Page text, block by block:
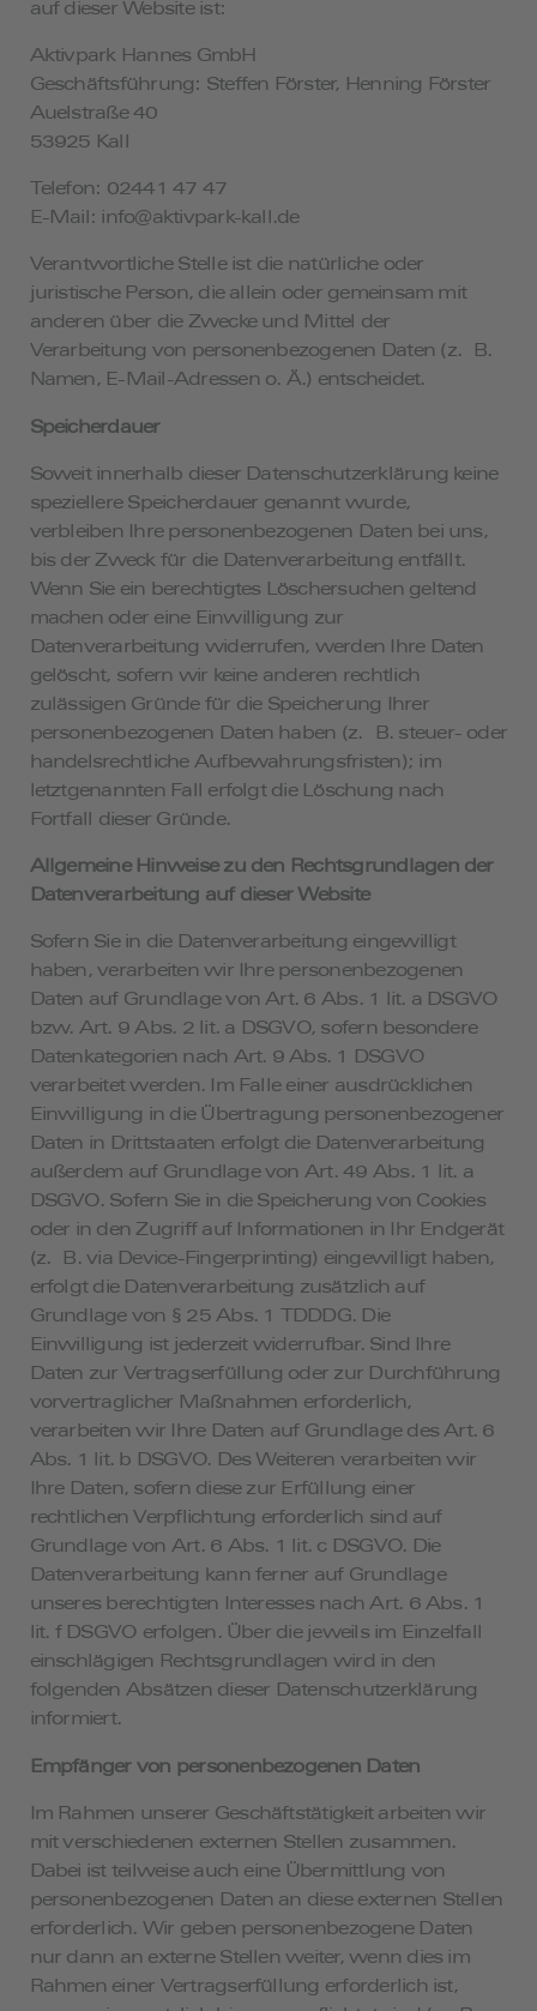
auf dieser Website ist:
Aktivpark Hannes GmbH
Geschäftsführung: Steffen Förster, Henning Förster
Auelstraße 40
53925 Kall
Telefon: 02441 47 47
E-Mail: info@aktivpark-kall.de
Verantwortliche Stelle ist die natürliche oder
juristische Person, die allein oder gemeinsam mit
anderen über die Zwecke und Mittel der
Verarbeitung von personenbezogenen Daten (z. B.
Namen, E-Mail-Adressen o. Ä.) entscheidet.
Speicherdauer
Soweit innerhalb dieser Datenschutzerklärung keine
speziellere Speicherdauer genannt wurde,
verbleiben Ihre personenbezogenen Daten bei uns,
bis der Zweck für die Datenverarbeitung entfällt.
Wenn Sie ein berechtigtes Löschersuchen geltend
machen oder eine Einwilligung zur
Datenverarbeitung widerrufen, werden Ihre Daten
gelöscht, sofern wir keine anderen rechtlich
zulässigen Gründe für die Speicherung Ihrer
personenbezogenen Daten haben (z. B. steuer- oder
handelsrechtliche Aufbewahrungsfristen); im
letztgenannten Fall erfolgt die Löschung nach
Fortfall dieser Gründe.
Allgemeine Hinweise zu den Rechtsgrundlagen der
Datenverarbeitung auf dieser Website
Sofern Sie in die Datenverarbeitung eingewilligt
haben, verarbeiten wir Ihre personenbezogenen
Daten auf Grundlage von Art. 6 Abs. 1 lit. a DSGVO
bzw. Art. 9 Abs. 2 lit. a DSGVO, sofern besondere
Datenkategorien nach Art. 9 Abs. 1 DSGVO
verarbeitet werden. Im Falle einer ausdrücklichen
Einwilligung in die Übertragung personenbezogener
Daten in Drittstaaten erfolgt die Datenverarbeitung
außerdem auf Grundlage von Art. 49 Abs. 1 lit. a
DSGVO. Sofern Sie in die Speicherung von Cookies
oder in den Zugriff auf Informationen in Ihr Endgerät
(z. B. via Device-Fingerprinting) eingewilligt haben,
erfolgt die Datenverarbeitung zusätzlich auf
Grundlage von § 25 Abs. 1 TDDDG. Die
Einwilligung ist jederzeit widerrufbar. Sind Ihre
Daten zur Vertragserfüllung oder zur Durchführung
vorvertraglicher Maßnahmen erforderlich,
verarbeiten wir Ihre Daten auf Grundlage des Art. 6
Abs. 1 lit. b DSGVO. Des Weiteren verarbeiten wir
Ihre Daten, sofern diese zur Erfüllung einer
rechtlichen Verpflichtung erforderlich sind auf
Grundlage von Art. 6 Abs. 1 lit. c DSGVO. Die
Datenverarbeitung kann ferner auf Grundlage
unseres berechtigten Interesses nach Art. 6 Abs. 1
lit. f DSGVO erfolgen. Über die jeweils im Einzelfall
einschlägigen Rechtsgrundlagen wird in den
folgenden Absätzen dieser Datenschutzerklärung
informiert.
Empfänger von personenbezogenen Daten
Im Rahmen unserer Geschäftstätigkeit arbeiten wir
mit verschiedenen externen Stellen zusammen.
Dabei ist teilweise auch eine Übermittlung von
personenbezogenen Daten an diese externen Stellen
erforderlich. Wir geben personenbezogene Daten
nur dann an externe Stellen weiter, wenn dies im
Rahmen einer Vertragserfüllung erforderlich ist,